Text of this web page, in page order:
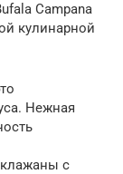
Campana
кулинарной
Нежная
с